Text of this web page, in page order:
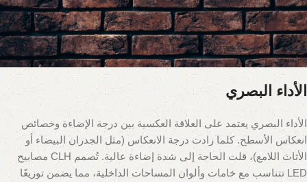
الأداء البصري
الأداء البصري يعتمد على العلاقة العكسية بين درجة الإضاءة وخصائص
انعكاس الأسطح. كلما زادت درجة الانعكاس (مثل الجدران البيضاء أو
الأثاث اللامع)، قلت الحاجة إلى شدة إضاءة عالية. تُصمم CLH مصابيح
LED تتناسب مع خامات وألوان المساحات الداخلية، مما يضمن توزيعًا